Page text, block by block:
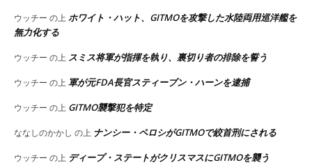
ウッチー の上ホワイト・ハット、GITMOを攻撃した水陸両用巡洋艦を
無力化する
ウッチー の上 スミス将軍が指揮を執り、裏切り者の排除を誓う
ウッチー の上軍が元FDA長官スティーブン・ハーンを逮捕
ウッチー の上 GITMO襲撃犯を特定
ななしのかかし の上 ナンシー・ペロシがGITMOで絞首刑にされる
ウッチー の上 ディープ・ステートがクリスマスにGITMOを襲う